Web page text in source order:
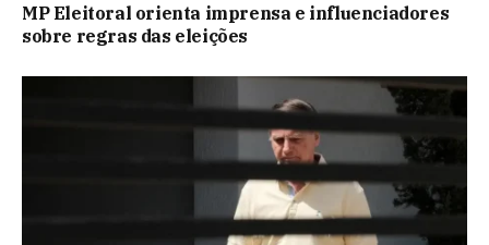
MP Eleitoral orienta imprensa e influenciadores
sobre regras das eleições